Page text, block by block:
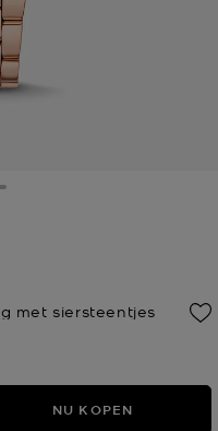
met siersteentjes
NU KOPEN